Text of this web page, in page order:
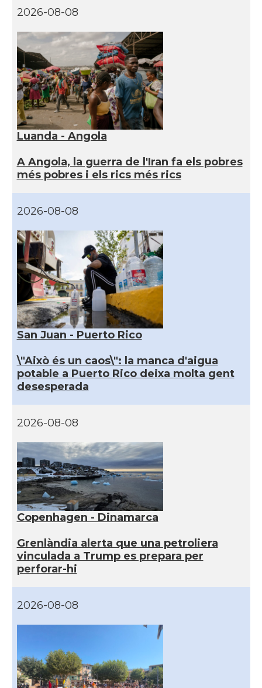
2026-08-08
Luanda - Angola
A Angola, la guerra de l'Iran fa els pobres
més pobres i els rics més rics
2026-08-08
San Juan - Puerto Rico
\"Això és un caos\": la manca d'aigua
potable a Puerto Rico deixa molta gent
desesperada
2026-08-08
Copenhagen - Dinamarca
Grenlàndia alerta que una petroliera
vinculada a Trump es prepara per
perforar-hi
2026-08-08